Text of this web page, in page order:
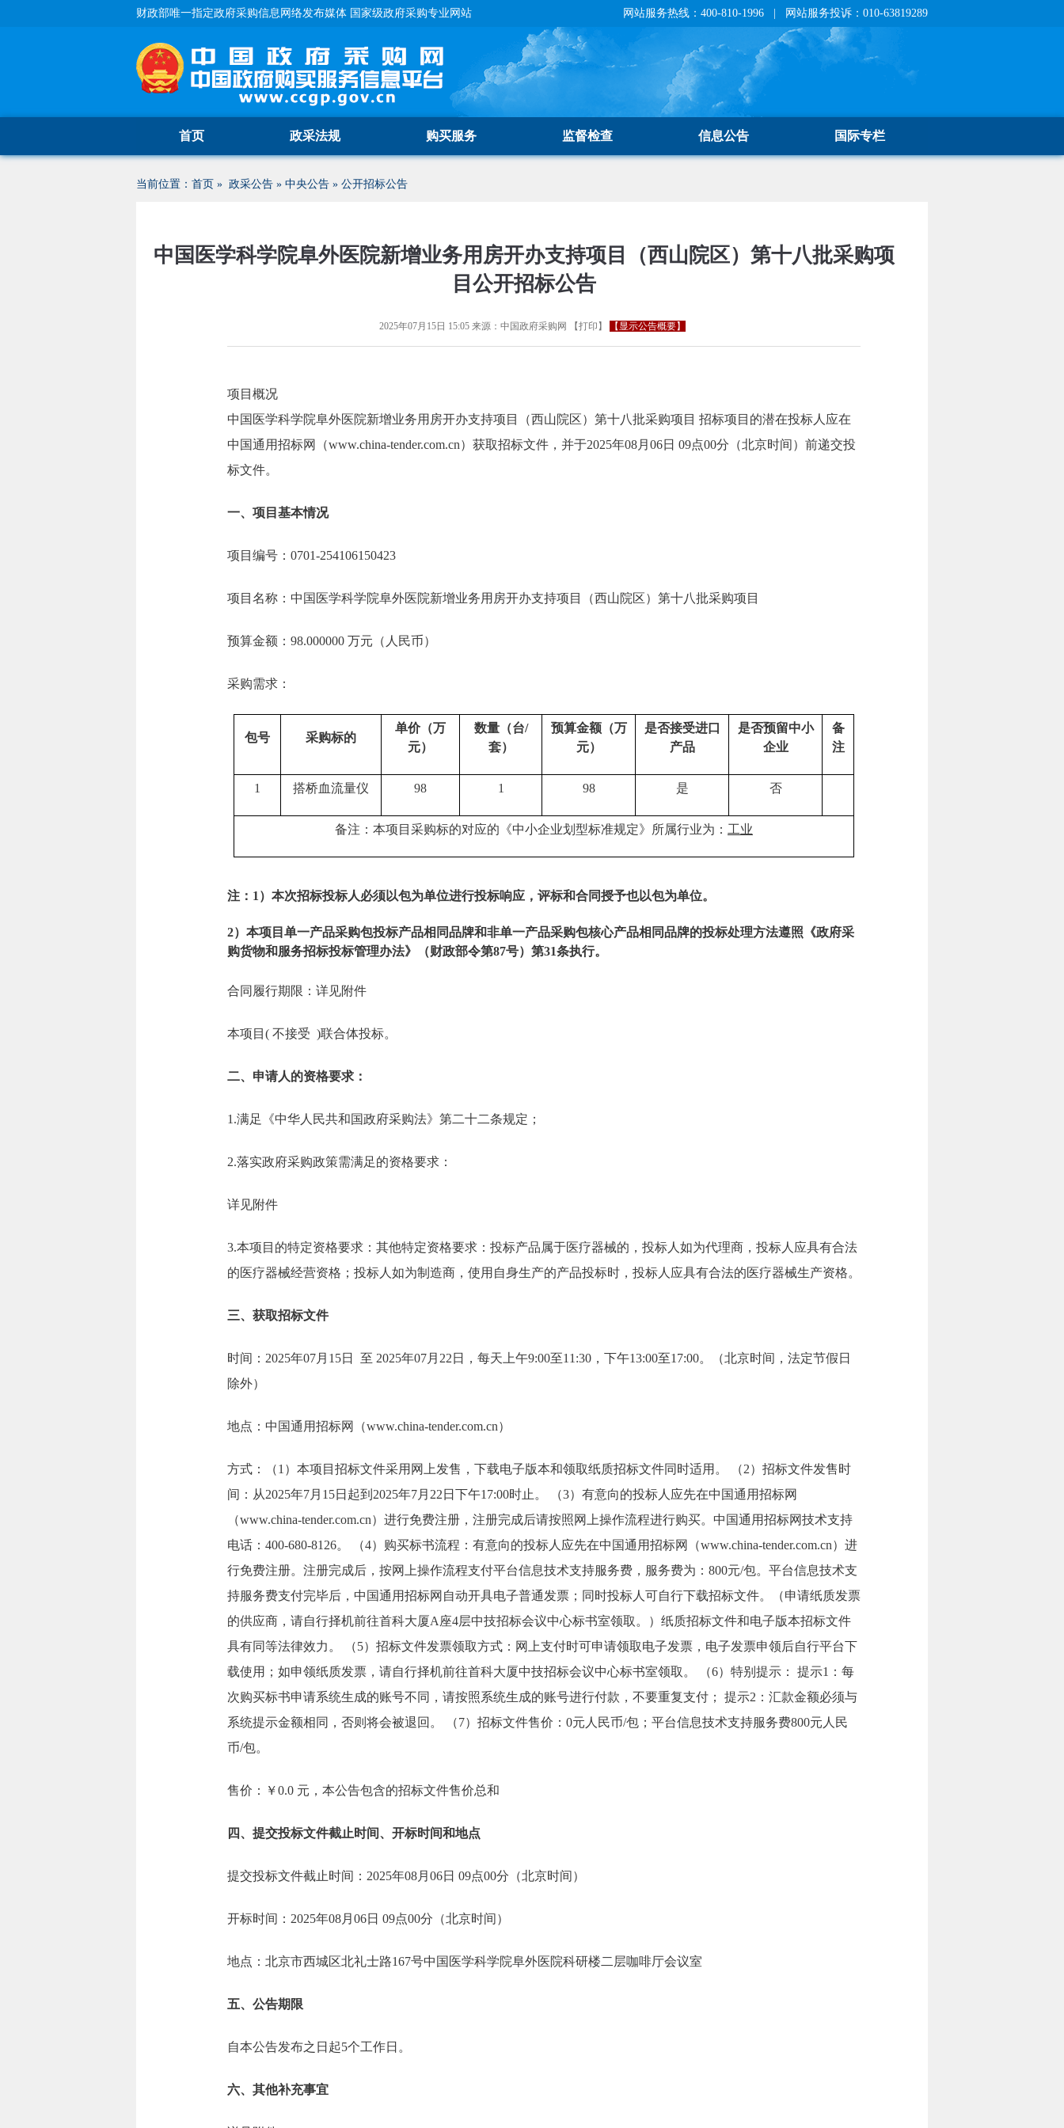
财政部唯一指定政府采购信息网络发布媒体 国家级政府采购专业网站 网站服务热线：400-810-1996 | 网站服务投诉：010-63819289
首页 政采法规 购买服务 监督检查 信息公告 国际专栏
当前位置： 首页 » 政采公告 » 中央公告 » 公开招标公告
中国医学科学院阜外医院新增业务用房开办支持项目（西山院区）第十八批采购项
目公开招标公告
2025年07月15日 15:05来源： 中国政府采购网 【打印 】 【显示公告概要】
项目概况
中国医学科学院阜外医院新增业务用房开办支持项目（西山院区）第十八批采购项目 招标项目的潜在投标人应在
中国通用招标网（www.china-tender.com.cn）获取招标文件，并于2025年08月06日 09点00分（北京时间）前递交投
标文件。
一、项目基本情况
项目编号：0701-254106150423
项目名称：中国医学科学院阜外医院新增业务用房开办支持项目（西山院区）第十八批采购项目
预算金额：98.000000 万元（人民币）
采购需求：
包号 采购标的
单价（万
元）
数量（台/
套）
预算金额（万
元）
是否接受进口
产品
是否预留中小
企业
备
注
1 搭桥血流量仪 98 1 98 是 否
备注：本项目采购标的对应的《中小企业划型标准规定》所属行业为： 工业
注：1）本次招标投标人必须以包为单位进行投标响应，评标和合同授予也以包为单位。
2）本项目单一产品采购包投标产品相同品牌和非单一产品采购包核心产品相同品牌的投标处理方法遵照《政府采
购货物和服务招标投标管理办法》（财政部令第87号）第31条执行。
合同履行期限：详见附件
本项目( 不接受 )联合体投标。
二、申请人的资格要求：
1.满足《中华人民共和国政府采购法》第二十二条规定；
2.落实政府采购政策需满足的资格要求：
详见附件
3.本项目的特定资格要求：其他特定资格要求：投标产品属于医疗器械的，投标人如为代理商，投标人应具有合法
的医疗器械经营资格；投标人如为制造商，使用自身生产的产品投标时，投标人应具有合法的医疗器械生产资格。
三、获取招标文件
时间：2025年07月15日 至 2025年07月22日，每天上午9:00至11:30，下午13:00至17:00。（北京时间，法定节假日
除外）
地点：中国通用招标网（www.china-tender.com.cn）
方式：（1）本项目招标文件采用网上发售，下载电子版本和领取纸质招标文件同时适用。 （2）招标文件发售时
间：从2025年7月15日起到2025年7月22日下午17:00时止。 （3）有意向的投标人应先在中国通用招标网
（www.china-tender.com.cn）进行免费注册，注册完成后请按照网上操作流程进行购买。中国通用招标网技术支持
电话：400-680-8126。 （4）购买标书流程：有意向的投标人应先在中国通用招标网（www.china-tender.com.cn）进
行免费注册。注册完成后，按网上操作流程支付平台信息技术支持服务费，服务费为：800元/包。平台信息技术支
持服务费支付完毕后，中国通用招标网自动开具电子普通发票；同时投标人可自行下载招标文件。（申请纸质发票
的供应商，请自行择机前往首科大厦A座4层中技招标会议中心标书室领取。）纸质招标文件和电子版本招标文件
具有同等法律效力。 （5）招标文件发票领取方式：网上支付时可申请领取电子发票，电子发票申领后自行平台下
载使用；如申领纸质发票，请自行择机前往首科大厦中技招标会议中心标书室领取。 （6）特别提示： 提示1：每
次购买标书申请系统生成的账号不同，请按照系统生成的账号进行付款，不要重复支付； 提示2：汇款金额必须与
系统提示金额相同，否则将会被退回。 （7）招标文件售价：0元人民币/包；平台信息技术支持服务费800元人民
币/包。
售价：￥0.0 元，本公告包含的招标文件售价总和
四、提交投标文件截止时间、开标时间和地点
提交投标文件截止时间：2025年08月06日 09点00分（北京时间）
开标时间：2025年08月06日 09点00分（北京时间）
地点：北京市西城区北礼士路167号中国医学科学院阜外医院科研楼二层咖啡厅会议室
五、公告期限
自本公告发布之日起5个工作日。
六、其他补充事宜